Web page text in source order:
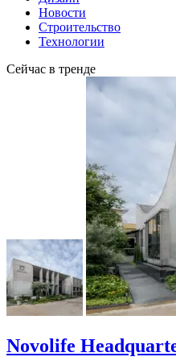
Новости
Строительство
Технологии
Сейчас в тренде
Novolife